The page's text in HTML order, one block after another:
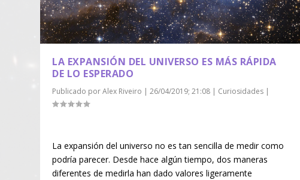
LA EXPANSIÓN DEL UNIVERSO ES MÁS RÁPIDA
DE LO ESPERADO
Publicado porAlex Riveiro |26/04/2019; 21:08 | Curiosidades |
La expansión del universo no es tan sencilla de medir como
podría parecer. Desde hace algún tiempo, dos maneras
diferentes de medirla han dado valores ligeramente